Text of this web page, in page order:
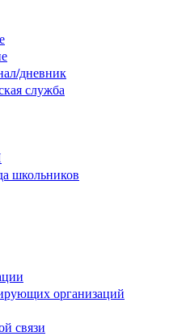
дневник
служба
школьников
организаций
связи